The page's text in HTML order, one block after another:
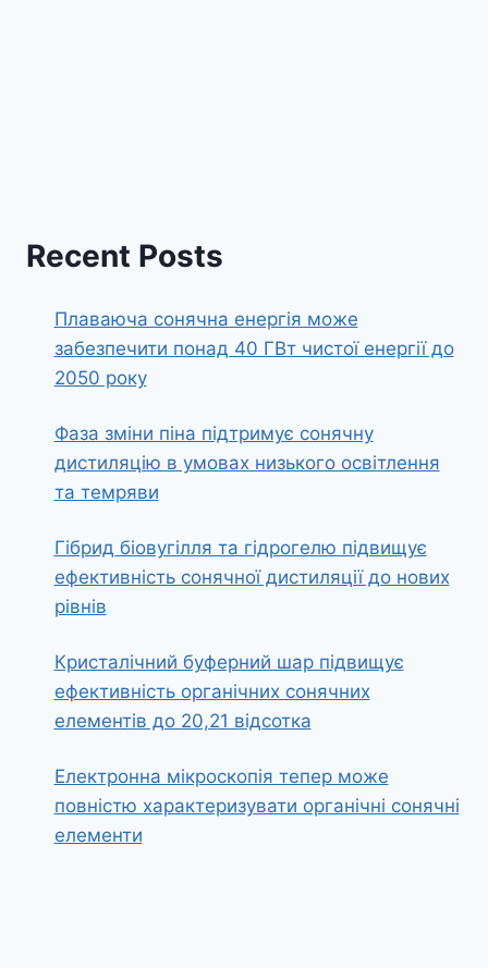
Recent Posts
Плаваюча сонячна енергія може
забезпечити понад 40 ГВт чистої енергії до
2050 року
Фаза зміни піна підтримує сонячну
дистиляцію в умовах низького освітлення
та темряви
Гібрид біовугілля та гідрогелю підвищує
ефективність сонячної дистиляції до нових
рівнів
Кристалічний буферний шар підвищує
ефективність органічних сонячних
елементів до 20,21 відсотка
Електронна мікроскопія тепер може
повністю характеризувати органічні сонячні
елементи